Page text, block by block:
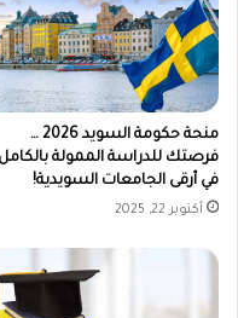
منحة حكومة السويد 2026 …
فرصتك للدراسة الممولة بالكامل
في أرقى الجامعات السويدية!
أكتوبر 22, 2025